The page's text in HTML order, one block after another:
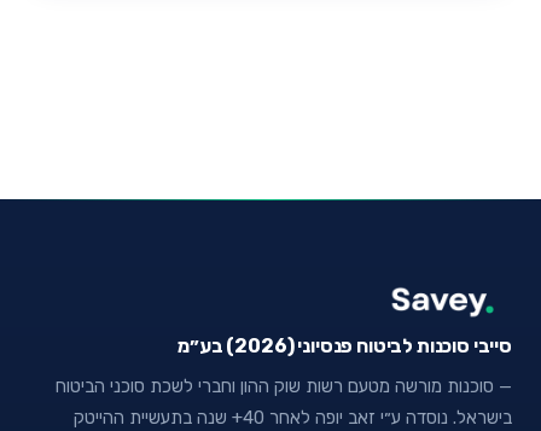
סייבי סוכנות לביטוח פנסיוני (2026) בע״מ
— סוכנות מורשה מטעם רשות שוק ההון וחברי לשכת סוכני הביטוח
בישראל. נוסדה ע״י זאב יופה לאחר 40+ שנה בתעשיית ההייטק